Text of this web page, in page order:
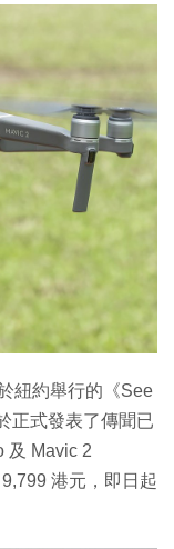
紐約舉行的《See
正式發表了傳聞已
及 Mavic 2
港元，即日起